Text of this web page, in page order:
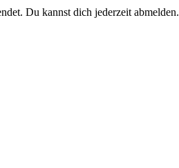
Du kannst dich jederzeit abmelden.